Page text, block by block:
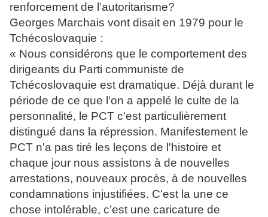
renforcement de l’autoritarisme?
Georges Marchais vont disait en 1979 pour le
Tchécoslovaquie :
« Nous considérons que le comportement des
dirigeants du Parti communiste de
Tchécoslovaquie est dramatique. Déjà durant le
période de ce que l'on a appelé le culte de la
personnalité, le PCT c'est particulièrement
distingué dans la répression. Manifestement le
PCT n'a pas tiré les leçons de l'histoire et
chaque jour nous assistons à de nouvelles
arrestations, nouveaux procès, à de nouvelles
condamnations injustifiées. C'est la une ce
chose intolérable, c’est une caricature de